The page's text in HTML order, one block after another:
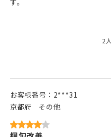
す。
2
お客様番号： 2***31
京都府
その他